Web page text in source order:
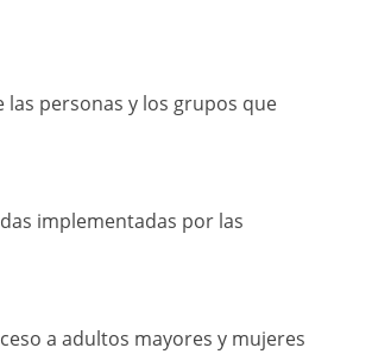
personas y los grupos que
implementadas por las
a adultos mayores y mujeres